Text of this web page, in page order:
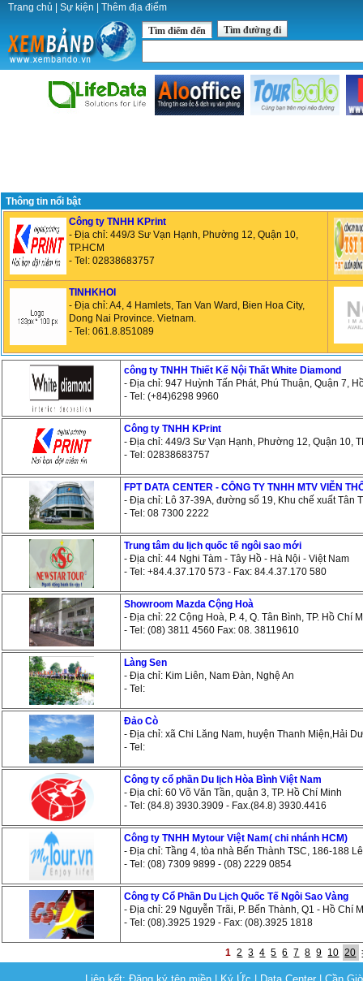
Trang chủ Sự kiện Thêm địa điểm
Tìm điểm đến Tìm đường đi
Thông tin nổi bật
Công ty TNHH KPrint
- Địa chỉ: 449/3 Sư Vạn Hạnh, Phường 12, Quận 10,
TP.HCM
- Tel: 02838683757
TINHKHOI
- Địa chỉ: A4, 4 Hamlets, Tan Van Ward, Bien Hoa City,
Dong Nai Province. Vietnam.
- Tel: 061.8.851089
công ty TNHH Thiết Kế Nội Thất White Diamond
- Địa chỉ: 947 Huỳnh Tấn Phát, Phú Thuận, Quận 7,
- Tel: (+84)6298 9960
Công ty TNHH KPrint
- Địa chỉ: 449/3 Sư Vạn Hạnh, Phường 12, Quận 10,
- Tel: 02838683757
FPT DATA CENTER - CÔNG TY TNHH MTV VIỄN
- Địa chỉ: Lô 37-39A, đường số 19, Khu chế xuất Tân
- Tel: 08 7300 2222
Trung tâm du lịch quốc tế ngôi sao mới
- Địa chỉ: 44 Nghi Tàm - Tây Hồ - Hà Nội - Việt Nam
- Tel: +84.4.37.170 573 - Fax: 84.4.37.170 580
Showroom Mazda Cộng Hoà
- Địa chỉ: 22 Cộng Hoà, P. 4, Q. Tân Bình, TP. Hồ Chí
- Tel: (08) 3811 4560 Fax: 08. 38119610
Làng Sen
- Địa chỉ: Kim Liên, Nam Đàn, Nghệ An
- Tel:
Đảo Cò
- Địa chỉ: xã Chi Lăng Nam, huyện Thanh Miện,Hải
- Tel:
Công ty cổ phần Du lịch Hòa Bình Việt Nam
- Địa chỉ: 60 Võ Văn Tần, quận 3, TP. Hồ Chí Minh
- Tel: (84.8) 3930.3909 - Fax.(84.8) 3930.4416
Công ty TNHH Mytour Việt Nam( chi nhánh HCM)
- Địa chỉ: Tầng 4, tòa nhà Bến Thành TSC, 186-188
- Tel: (08) 7309 9899 - (08) 2229 0854
Công ty Cổ Phần Du Lịch Quốc Tế Ngôi Sao Vàng
- Địa chỉ: 29 Nguyễn Trãi, P. Bến Thành, Q1 - Hồ Chí
- Tel: (08).3925 1929 - Fax: (08).3925 1818
1 2 3 4 5 6 7 8 9 10 20